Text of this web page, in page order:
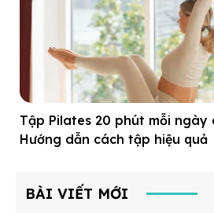
Tập Pilates 20 phút mỗi ngày
Hướng dẫn cách tập hiệu quả
BÀI VIẾT MỚI